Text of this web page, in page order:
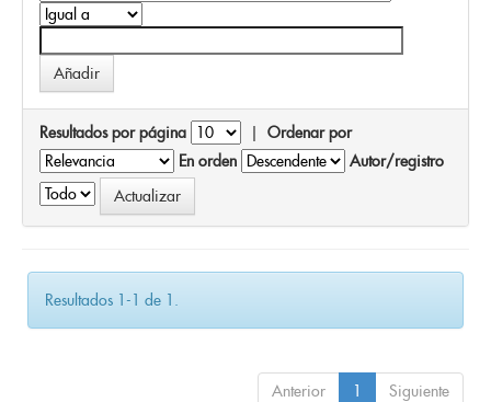
Resultados por página | Ordenar por
En orden
Autor/registro
Resultados 1-1 de 1.
Anterior 1 Siguiente